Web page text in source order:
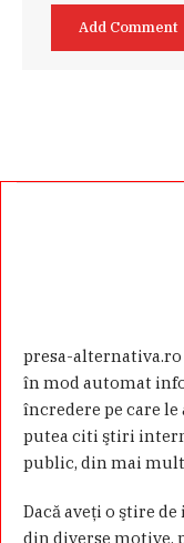
presa-alternativa.ro
în mod automat
încredere pe care
putea citi ştiri
public, din mai
Dacă aveţi o ştire
din diverse motive,